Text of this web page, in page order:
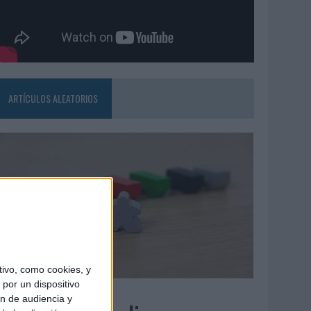
como cookies, y
un dispositivo
de audiencia y
ARTÍCULOS ALEATORIOS
08/2026